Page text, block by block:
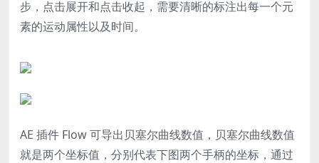
步，点击展开和点击收起，需要清晰的标注出每一个元
素的运动属性以及时间。
AE 插件 Flow 可导出贝塞尔曲线数值，贝塞尔曲线数值
就是两个坐标值，分别代表下图两个手柄的坐标，通过